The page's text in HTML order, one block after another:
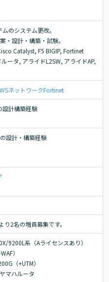
のシステム更改。
・設計・構築・試験。
Catalyst, F5 BIGIP, Fortinet
ータ, アライドL2SW, アライドAP,
ネットワークFortinet
設計構築経験
設計・構築経験
2名の増員募集です。
9200L系（Aライセンスあり）
）
（+UTM）
マハルータ